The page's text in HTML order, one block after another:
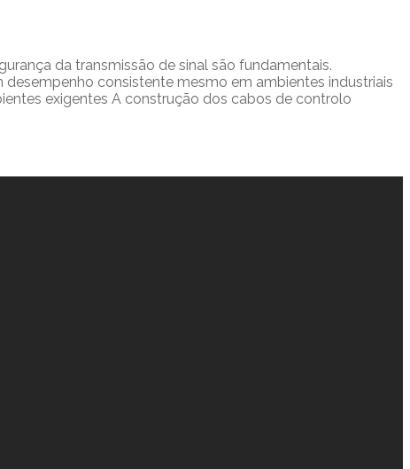
da transmissão de sinal são fundamentais.
consistente mesmo em ambientes industriais
exigentes A construção dos cabos de controlo